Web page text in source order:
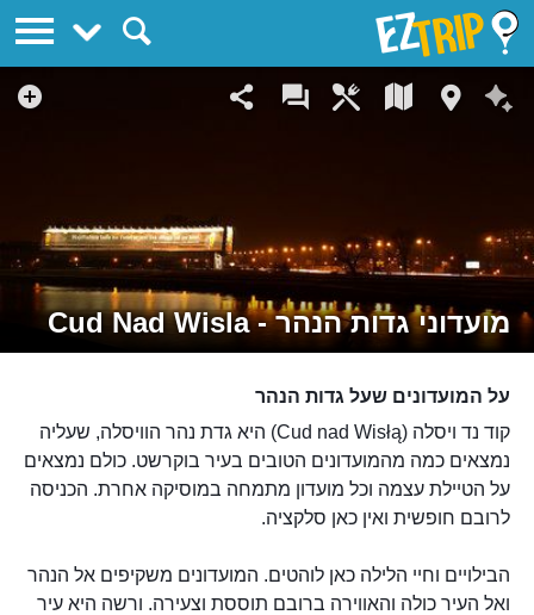
מועדוני גדות הנהר - Cud Nad Wisla
על המועדונים שעל גדות הנהר
קוד נד ויסלה (Cud nad Wisłą) היא גדת נהר הוויסלה, שעליה
נמצאים כמה מהמועדונים הטובים בעיר בוקרשט. כולם נמצאים
על הטיילת עצמה וכל מועדון מתמחה במוסיקה אחרת. הכניסה
לרובם חופשית ואין כאן סלקציה.
הבילויים וחיי הלילה כאן לוהטים. המועדונים משקיפים אל הנהר
ואל העיר כולה והאווירה ברובם תוססת וצעירה. ורשה היא עיר
EZTrip